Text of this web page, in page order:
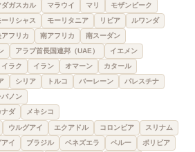
ダガスカル マラウイ マリ
モザンビーク
ーリシャス モーリタニア リビア
ルワンダ
フリカ 南アフリカ 南スーダン
アラブ首長国連邦（UAE）
イエメン
イラク イラン オマーン
カタール
シリア トルコ バーレーン
パレスチナ
バノン
ナダ メキシコ
ウルグアイ エクアドル コロンビア
スリナム
イ ブラジル ベネズエラ ペルー ボリビア